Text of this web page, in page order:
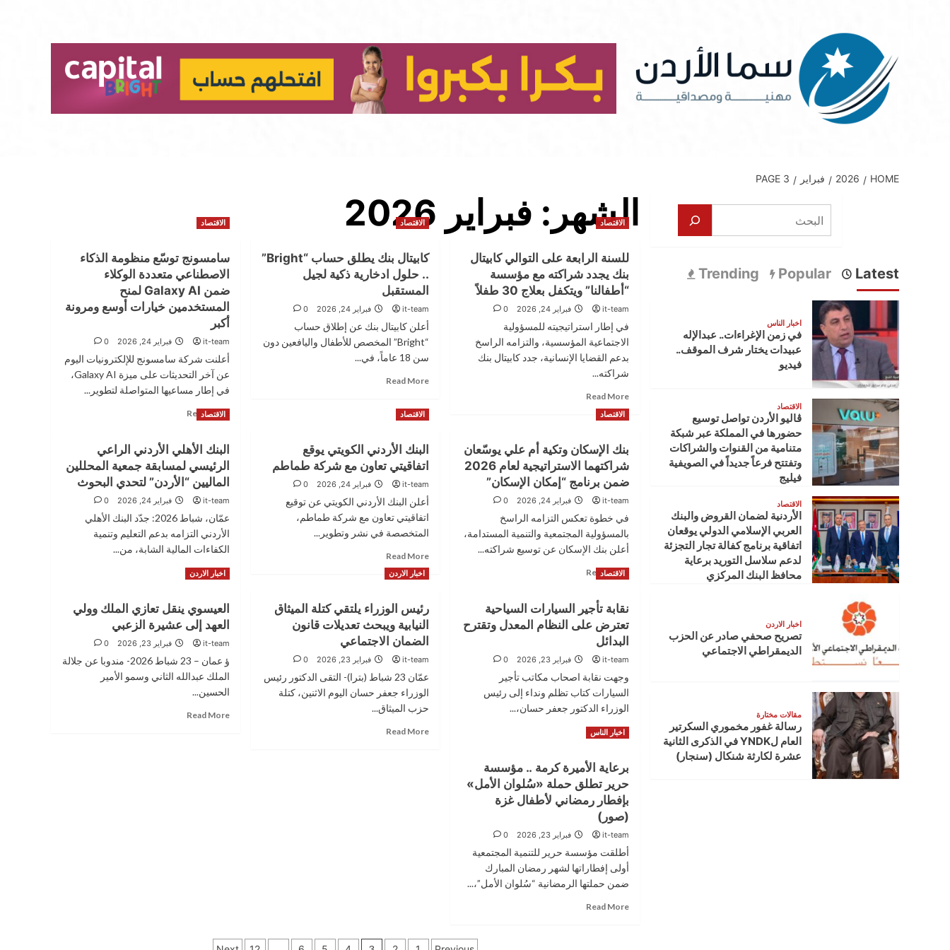
HOME
2026 فبراير PAGE 3
الشهر: فبراير 2026 الاقتصاد
للسنة الرابعة على التوالي كابيتال
بنك يجدد شراكته مع مؤسسة
“أطفالنا” ويتكفل بعلاج 30 طفلاً
it-team فبراير 24, 2026 0
في إطار استراتيجيته للمسؤولية
الاجتماعية المؤسسية، والتزامه الراسخ
بدعم القضايا الإنسانية، جدد كابيتال بنك
شراكته...
Read More
الرابعة
على
التوالي
كابيتال
بنك
يجدد
شراكته
مؤسسة
30
طفلاً
الاقتصاد
كابيتال بنك يطلق حساب “Bright”
.. حلول ادخارية ذكية لجيل
المستقبل
it-team فبراير 24, 2026 0
أعلن كابيتال بنك عن إطلاق حساب
“Bright” المخصص للأطفال واليافعين دون
سن 18 عاماً، في...
Read More
Read
يطلق
حساب
“Bright”
حلول
ادخارية
ذكية
لجيل
المستقبل
الاقتصاد
سامسونج توسّع منظومة الذكاء
الاصطناعي متعددة الوكلاء
ضمن Galaxy AI لمنح
المستخدمين خيارات أوسع ومرونة
أكبر
it-team فبراير 24, 2026 0
أعلنت شركة سامسونج للإلكترونيات اليوم
عن آخر التحديثات على ميزة Galaxy AI،
في إطار مساعيها المتواصلة لتطوير...
Read More
سامسونج
توسّع
منظومة
الذكاء
الاصطناعي
متعددة
الوكلاء
أكبر
الاقتصاد
بنك الإسكان وتكية أم علي يوسّعان
شراكتهما الاستراتيجية لعام 2026
ضمن برنامج “إمكان الإسكان”
it-team فبراير 24, 2026 0
في خطوة تعكس التزامه الراسخ
بالمسؤولية المجتمعية والتنمية المستدامة،
أعلن بنك الإسكان عن توسيع شراكته...
Read More
بنك
الإسكان
علي
يوسّعان
شراكتهما
الاستراتيجية
لعام
برنامج
“إمكان
الإسكان”
الاقتصاد
البنك الأردني الكويتي يوقع
اتفاقيتي تعاون مع شركة طماطم
it-team فبراير 24, 2026 0
أعلن البنك الأردني الكويتي عن توقيع
اتفاقيتي تعاون مع شركة طماطم،
المتخصصة في نشر وتطوير...
Read More
Read
more
about
الأردني
الكويتي
يوقع
اتفاقيتي
تعاون
مع
شركة
طماطم
الاقتصاد
البنك الأهلي الأردني الراعي
الرئيسي لمسابقة جمعية المحللين
الماليين “الأردن” لتحدي البحوث
it-team فبراير 24, 2026 0
عمّان، شباط 2026: جدّد البنك الأهلي
الأردني التزامه بدعم التعليم وتنمية
الكفاءات المالية الشابة، من...
Read More
Read
البنك
الأهلي
الأردني
الراعي
الرئيسي
لمسابقة
الاقتصاد
نقابة تأجير السيارات السياحية
تعترض على النظام المعدل وتقترح
البدائل
it-team فبراير 23, 2026 0
وجهت نقابة اصحاب مكاتب تأجير
السيارات كتاب تظلم ونداء إلى رئيس
الوزراء الدكتور جعفر حسان،...
Read More
Read
نقابة
تأجير
السيارات
السياحية
على
النظام
المعدل
وتقترح
البدائل
اخبار الاردن
رئيس الوزراء يلتقي كتلة الميثاق
النيابية ويبحث تعديلات قانون
الضمان الاجتماعي
it-team فبراير 23, 2026 0
عمّان 23 شباط (بترا)- التقى الدكتور رئيس
الوزراء جعفر حسان اليوم الاثنين، كتلة
حزب الميثاق...
Read More
Read
اخبار الاردن
العيسوي ينقل تعازي الملك وولي
العهد إلى عشيرة الزعبي
it-team فبراير 23, 2026 0
ؤ عمان – 23 شباط 2026- مندوبا عن جلالة
الملك عبدالله الثاني وسمو الأمير
الحسين...
Read More
اخبار الناس
برعاية الأميرة كرمة .. مؤسسة
حرير تطلق حملة «سُلوان الأمل»
بإفطار رمضاني لأطفال غزة
(صور)
it-team فبراير 23, 2026 0
أطلقت مؤسسة حرير للتنمية المجتمعية
أولى إفطاراتها لشهر رمضان المبارك
ضمن حملتها الرمضانية “سُلوان الأمل”،...
Read More
البحث
Latest
Popular
Trending
اخبار الناس
في زمن الإغراءات.. عبدالإله
عبيدات يختار شرف الموقف..
فيديو
الاقتصاد
ڤاليو الأردن تواصل توسيع
حضورها في المملكة عبر شبكة
متنامية من القنوات والشراكات
وتفتتح فرعاً جديداً في الصويفية
فيليج
الاقتصاد
الأردنية لضمان القروض والبنك
العربي الإسلامي الدولي يوقعان
اتفاقية برنامج كفالة تجار التجزئة
لدعم سلاسل التوريد برعاية
محافظ البنك المركزي
اخبار الاردن
تصريح صحفي صادر عن الحزب
الديمقراطي الاجتماعي
مقالات مختارة
رسالة غفور مخموري السكرتير
العام لYNDK في الذكرى الثانية
عشرة لكارثة شنكال (سنجار)